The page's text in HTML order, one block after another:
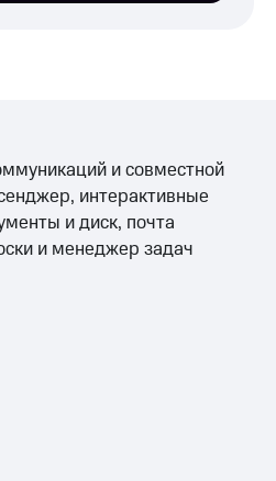
и совместной
интерактивные
и диск, почта
и менеджер задач